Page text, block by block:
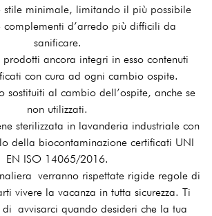
stile minimale, limitando il più possibile
complementi d’arredo più difficili da
sanificare.
ancora integri in esso contenuti
con cura ad ogni cambio ospite.
sostituiti al cambio dell’ospite, anche se
non utilizzati.
sterilizzata in lavanderia industriale con
della biocontaminazione certificati UNI
EN ISO 14065/2016.
verranno rispettate rigide regole di
vivere la vacanza in tutta sicurezza. Ti
avvisarci quando desideri che la tua